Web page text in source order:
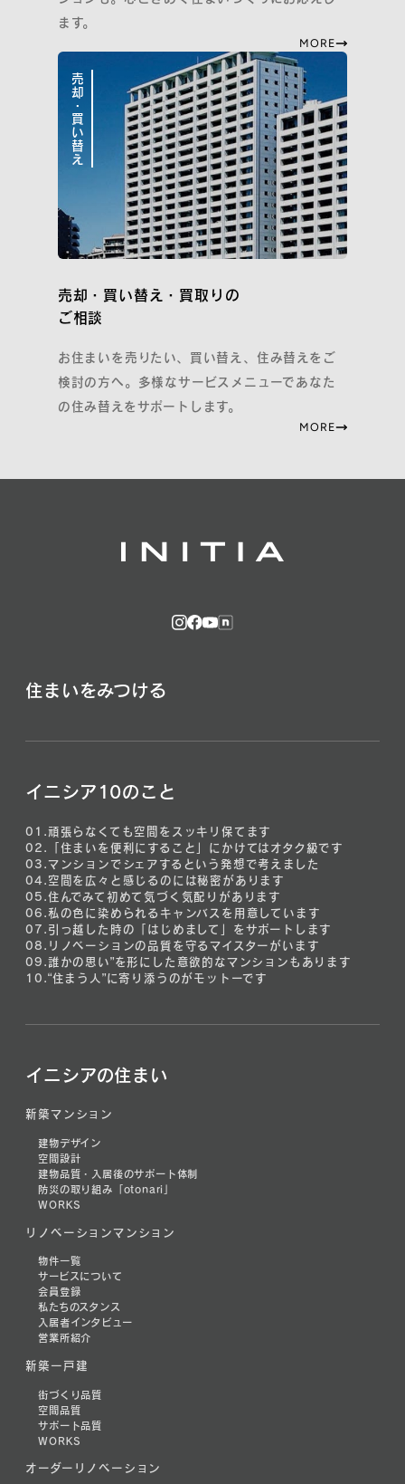
ます。
MORE
売却・買い替え
売却・買い替え・買取りの
ご相談
お住まいを売りたい、買い替え、住み替えをご
検討の方へ。多様なサービスメニューであなた
の住み替えをサポートします。
MORE
住まいをみつける
イニシア10のこと
01.頑張らなくても空間をスッキリ保てます
02.
「住まいを便利にすること」にかけてはオタク級です
03.マンションでシェアするという発想で考えました
04. 空間を広々と感じるのには秘密があります
05.住んでみて初めて気づく気配りがあります
06.私の色に染められるキャンバスを用意しています
07. 引っ越した時の「はじめまして」をサポートします
08. リノベーションの品質を守るマイスターがいます
09.誰かの思い”を形にした意欲的なマンションもあります
10.“住まう人”に寄り添うのがモットーです
イニシアの住まい
新築マンション
建物デザイン
空間設計
建物品質・入居後のサポート体制
防災の取り組み「otonari」
WORKS
リノベーションマンション
物件一覧
サービスについて
会員登録
私たちのスタンス
入居者インタビュー
営業所紹介
新築一戸建
街づくり品質
空間品質
サポート品質
WORKS
オーダーリノベーション